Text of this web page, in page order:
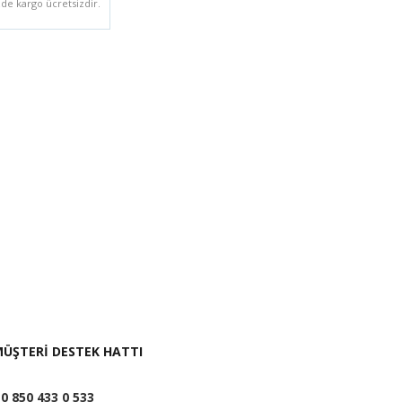
kargo ücretsizdir.
DESTEK HATTI
0 850 433 0 533